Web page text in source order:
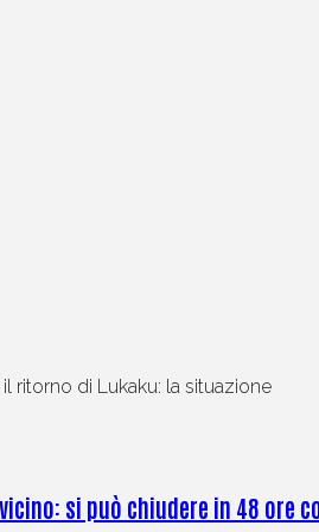
si può chiudere in 48 ore